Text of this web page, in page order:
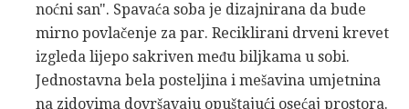
noćni san". Spavaća soba je dizajnirana da bude
mirno povlačenje za par. Reciklirani drveni krevet
izgleda lijepo sakriven među biljkama u sobi.
Jednostavna bela posteljina i mešavina umjetnina
na zidovima dovršavaju opuštajući osećaj prostora.